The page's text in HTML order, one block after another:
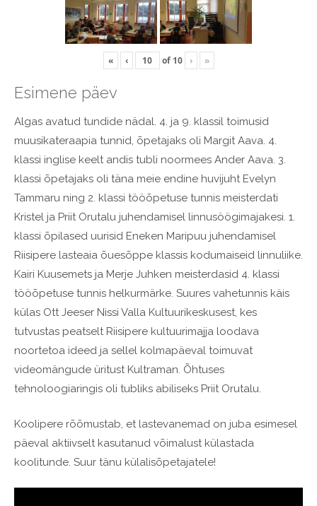
« ‹ of 10 › »
Esimene päev
Algas avatud tundide nädal. 4. ja 9. klassil toimusid
muusikateraapia tunnid, õpetajaks oli Margit Aava. 4.
klassi inglise keelt andis tubli noormees Ander Aava. 3.
klassi õpetajaks oli täna meie endine huvijuht Evelyn
Tammaru ning 2. klassi tööõpetuse tunnis meisterdati
Kristel ja Priit Orutalu juhendamisel linnusöögimajakesi. 1.
klassi õpilased uurisid Eneken Maripuu juhendamisel
Riisipere lasteaia õuesõppe klassis kodumaiseid linnuliike.
Kairi Kuusemets ja Merje Juhken meisterdasid 4. klassi
tööõpetuse tunnis helkurmärke. Suures vahetunnis käis
külas Ott Jeeser Nissi Valla Kultuurikeskusest, kes
tutvustas peatselt Riisipere kultuurimajja loodava
noortetoa ideed ja sellel kolmapäeval toimuvat
videomängude üritust Kultraman. Õhtuses
tehnoloogiaringis oli tubliks abiliseks Priit Orutalu.
Koolipere rõõmustab, et lastevanemad on juba esimesel
päeval aktiivselt kasutanud võimalust külastada
koolitunde. Suur tänu külalisõpetajatele!